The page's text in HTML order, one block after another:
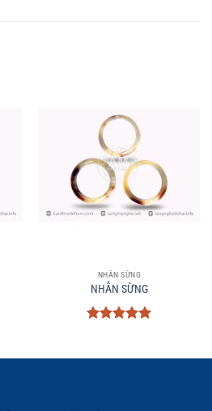
NHẪN SỪNG
NHẪN SỪNG
sao